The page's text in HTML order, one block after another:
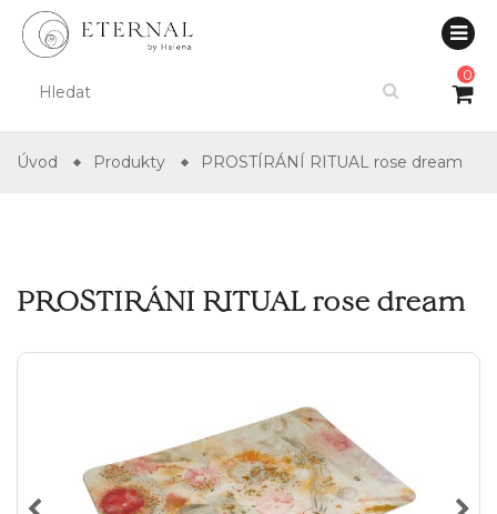
0
Úvod Produkty PROSTÍRÁNÍ RITUAL rose dream
PROSTÍRÁNÍ RITUAL rose dream